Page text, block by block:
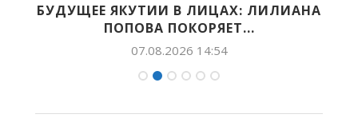
БУДУЩЕЕ ЯКУТИИ В ЛИЦАХ: ЛИЛИАНА
ПОПОВА ПОКОРЯЕТ...
07.08.2026 14:54